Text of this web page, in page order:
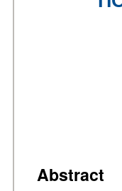
Abstract